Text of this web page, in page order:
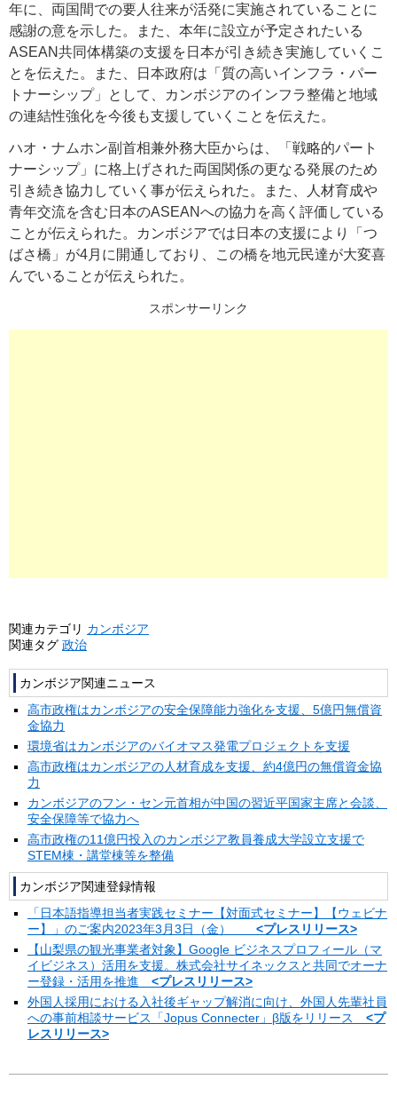
年に、両国間での要人往来が活発に実施されていることに
感謝の意を示した。また、本年に設立が予定されたいる
ASEAN共同体構築の支援を日本が引き続き実施していくこ
とを伝えた。また、日本政府は「質の高いインフラ・パー
トナーシップ」として、カンボジアのインフラ整備と地域
の連結性強化を今後も支援していくことを伝えた。
ハオ・ナムホン副首相兼外務大臣からは、「戦略的パート
ナーシップ」に格上げされた両国関係の更なる発展のため
引き続き協力していく事が伝えられた。また、人材育成や
青年交流を含む日本のASEANへの協力を高く評価している
ことが伝えられた。カンボジアでは日本の支援により「つ
ばさ橋」が4月に開通しており、この橋を地元民達が大変喜
んでいることが伝えられた。
スポンサーリンク
関連カテゴリ カンボジア
関連タグ 政治
カンボジア関連ニュース
高市政権はカンボジアの安全保障能力強化を支援、5億円無償資
金協力
環境省はカンボジアのバイオマス発電プロジェクトを支援
高市政権はカンボジアの人材育成を支援、約4億円の無償資金協
力
カンボジアのフン・セン元首相が中国の習近平国家主席と会談、
安全保障等で協力へ
高市政権の11億円投入のカンボジア教員養成大学設立支援で
STEM棟・講堂棟等を整備
カンボジア関連登録情報
「日本語指導担当者実践セミナー【対面式セミナー】【ウェビナ
ー】」のご案内2023年3月3日（金） <プレスリリース>
【山梨県の観光事業者対象】Google ビジネスプロフィール（マ
イビジネス）活用を支援。株式会社サイネックスと共同でオーナ
ー登録・活用を推進 <プレスリリース>
外国人採用における入社後ギャップ解消に向け、外国人先輩社員
への事前相談サービス「Jopus Connecter」β版をリリース <プ
レスリリース>